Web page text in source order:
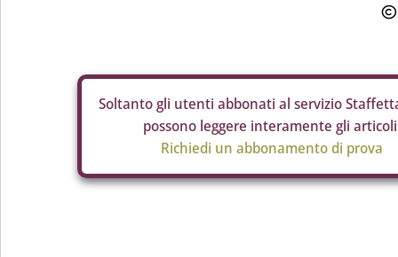
Soltanto gli utenti abbonati al servizio
possono leggere interamente gli
Richiedi un abbonamento di prova